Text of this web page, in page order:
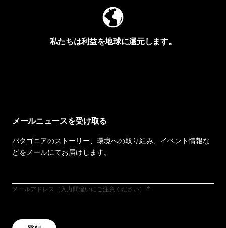
私たちは利益を地球に還元します。
メールニュースを受け取る
パタゴニアのストーリー、環境への取り組み、イベント情報な
どをメールにてお届けします。
メールアドレス（入力間違いにご注意ください）